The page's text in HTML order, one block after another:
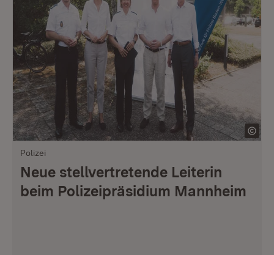
Polizei
Neue stellvertretende Leiterin
beim Polizeipräsidium Mannheim